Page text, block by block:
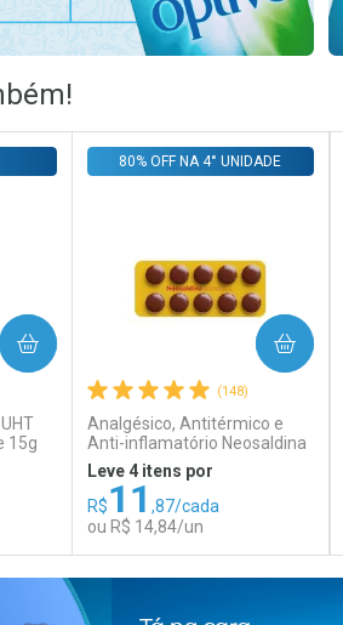
Comprar sem Desconto
Por R$ 140,99/cada
Comprar sem Desconto
Por R$ 140,99/cada
15g
FECHAR
FECHAR
(148)
Analgésico, Antitérmico e
Anti-inflamatório Neosaldina
30mg + 300mg + 30mg 10
Drágeas
80% OFF NA 4° UNIDADE
Leve 4 itens por
R$11 ,87/cada
ou R$ 14,84/un
COMPRAR
Laboratório